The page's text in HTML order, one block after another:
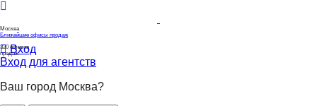
Москва
Ближайшие офисы продаж
320 офисов
продаж
Вход
Вход для агентств
Ваш город Москва?